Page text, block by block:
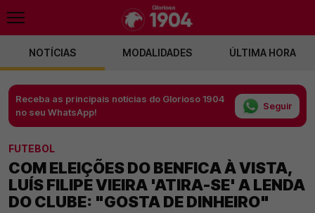
NOTÍCIAS MODALIDADES ÚLTIMA HORA
Receba as principais notícias do Glorioso 1904
no seu WhatsApp!
Seguir
FUTEBOL
COM ELEIÇÕES DO BENFICA À VISTA,
LUÍS FILIPE VIEIRA 'ATIRA-SE' A LENDA
DO CLUBE: "GOSTA DE DINHEIRO"